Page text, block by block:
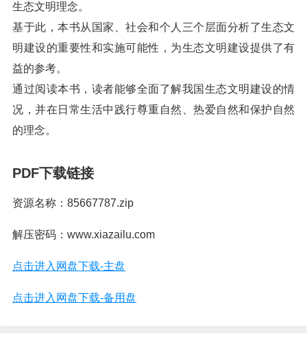
生态文明理念。
基于此，本书从国家、社会和个人三个层面分析了生态文
明建设的重要性和实施可能性，为生态文明建设提供了有
益的参考。
通过阅读本书，读者能够全面了解我国生态文明建设的情
况，并在日常生活中践行尊重自然、热爱自然和保护自然
的理念。
PDF下载链接
资源名称：85667787.zip
解压密码：www.xiazailu.com
点击进入网盘下载-主盘
点击进入网盘下载-备用盘